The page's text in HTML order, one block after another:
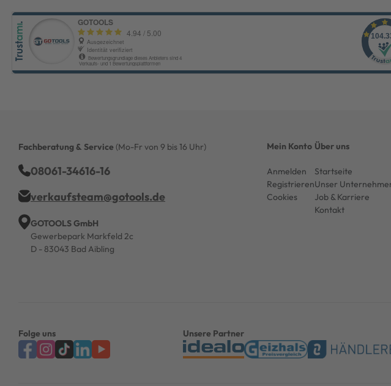
Fachberatung & Service (Mo-Fr von 9 bis 16 Uhr)
08061-34616-16
verkaufsteam@gotools.de
GOTOOLS GmbH
Gewerbepark Markfeld 2c
D - 83043 Bad Aibling
Mein Konto
Anmelden
Registrieren
Cookies
Über uns
Startseite
Unser
Job & Karriere
Kontakt
Folge uns Unsere Partner